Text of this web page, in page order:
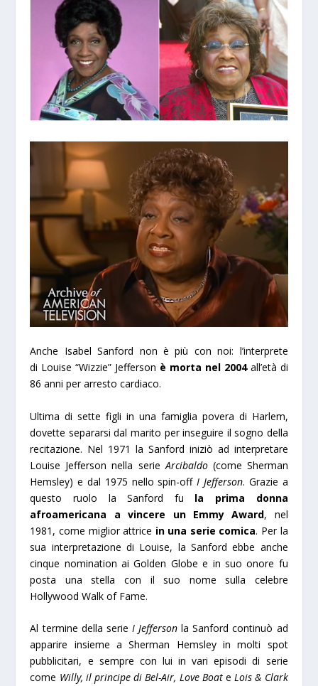
Anche Isabel Sanford non è più con noi: l’interprete
di Louise “Wizzie” Jefferson è morta nel 2004all’età di
86 anni per arresto cardiaco.
Ultima di sette figli in una famiglia povera di Harlem,
dovette separarsi dal marito per inseguire il sogno della
recitazione. Nel 1971 la Sanford iniziò ad interpretare
Louise Jefferson nella serie Arcibaldo(come Sherman
Hemsley) e dal 1975 nello spin-off I Jefferson. Grazie a
questo ruolo la Sanford fu la prima donna
afroamericana a vincere un Emmy Award, nel
1981, come miglior attrice in una serie comica. Per la
sua interpretazione di Louise, la Sanford ebbe anche
cinque nomination ai Golden Globe e in suo onore fu
posta una stella con il suo nome sulla celebre
Hollywood Walk of Fame.
Al termine della serie I Jefferson la Sanford continuò ad
apparire insieme a Sherman Hemsley in molti spot
pubblicitari, e sempre con lui in vari episodi di serie
come Willy, il principe di Bel-Air, Love BoateLois & Clark